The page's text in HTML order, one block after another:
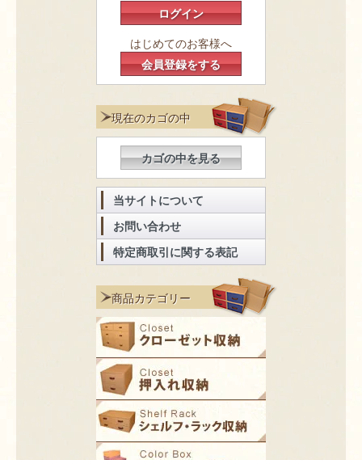
ログイン
はじめてのお客様へ
会員登録をする
現在のカゴの中
カゴの中を見る
当サイトについて
お問い合わせ
特定商取引に関する表記
商品カテゴリー